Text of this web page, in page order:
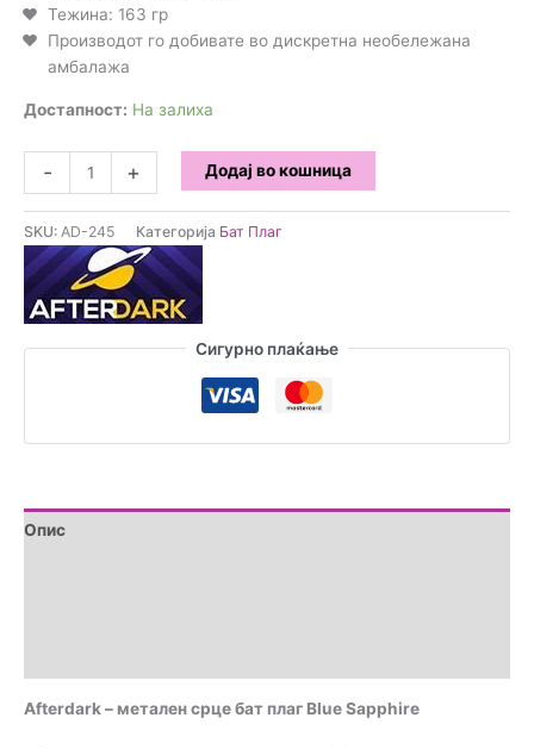
Тежина: 163 гр
Производот го добивате во дискретна необележана
амбалажа
Достапност: На залиха
-
Afterdark
-
метален
срце
бат
плаг
Blue
Sapphire
+ Додај во кошница
SKU: AD-245 Категорија Бат Плаг
Сигурно плаќање
Опис
Afterdark – метален срце бат плаг Blue Sapphire